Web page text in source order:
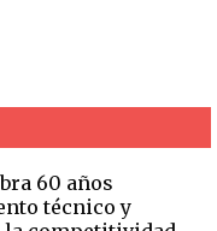
60 años
técnico y